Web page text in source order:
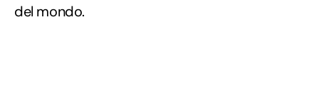
del mondo.